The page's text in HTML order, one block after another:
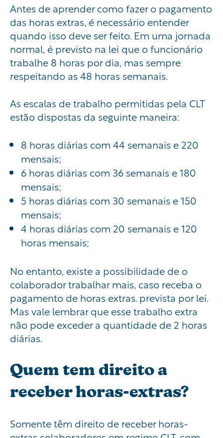
Antes de aprender como fazer o pagamento
das horas extras, é necessário entender
quando isso deve ser feito. Em uma jornada
normal, é previsto na lei que o funcionário
trabalhe 8 horas por dia, mas sempre
respeitando as 48 horas semanais.
As escalas de trabalho permitidas pela CLT
estão dispostas da seguinte maneira:
8 horas diárias com 44 semanais e 220
mensais;
6 horas diárias com 36 semanais e 180
mensais;
5 horas diárias com 30 semanais e 150
mensais;
4 horas diárias com 20 semanais e 120
horas mensais;
No entanto, existe a possibilidade de o
colaborador trabalhar mais, caso receba o
pagamento de horas extras. prevista por lei.
Mas vale lembrar que esse trabalho extra
não pode exceder a quantidade de 2 horas
diárias.
Quem tem direito a
receber horas-extras?
Somente têm direito de receber horas-